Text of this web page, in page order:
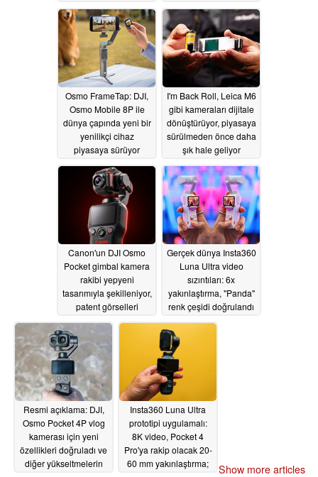
10x zoom yeteneklerini
ortaya koyuyor
05/08/2026
Osmo FrameTap: DJI,
Osmo Mobile 8P ile
dünya çapında yeni bir
yenilikçi cihaz
piyasaya sürüyor
05/07/2026
I'm Back Roll, Leica M6
gibi kameraları dijitale
dönüştürüyor, piyasaya
sürülmeden önce daha
şık hale geliyor
05/06/2026
Canon'un DJI Osmo
Pocket gimbal kamera
rakibi yepyeni
tasarımıyla şekilleniyor,
patent görselleri
05/01/2026
Gerçek dünya Insta360
Luna Ultra video
sızıntıları: 6x
yakınlaştırma, "Panda"
renk çeşidi doğrulandı
05/01/2026
Resmi açıklama: DJI,
Osmo Pocket 4P vlog
kamerası için yeni
özellikleri doğruladı ve
diğer yükseltmelerin
Insta360 Luna Ultra
prototipi uygulamalı:
8K video, Pocket 4
Pro'ya rakip olacak 20-
60 mm yakınlaştırma;
Show more articles